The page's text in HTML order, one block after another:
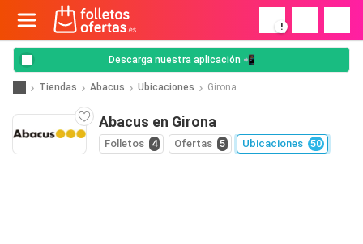
!
Descarga nuestra aplicación 📲
Tiendas Abacus Ubicaciones Girona
Abacus en Girona
Folletos 4 Ofertas 5 Ubicaciones 50